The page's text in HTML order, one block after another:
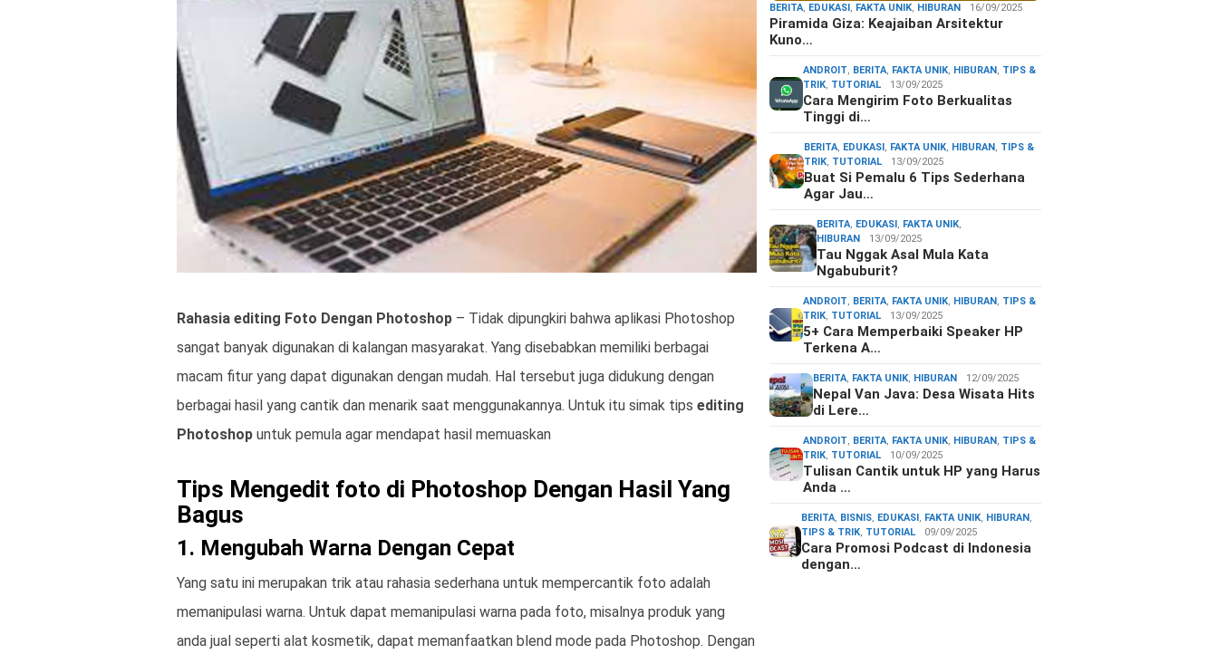
Rahasia editing Foto Dengan Photoshop – Tidak dipungkiri bahwa aplikasi Photoshop
sangat banyak digunakan di kalangan masyarakat. Yang disebabkan memiliki berbagai
macam fitur yang dapat digunakan dengan mudah. Hal tersebut juga didukung dengan
berbagai hasil yang cantik dan menarik saat menggunakannya. Untuk itu simak tips editing
Photoshop untuk pemula agar mendapat hasil memuaskan
Tips Mengedit foto di Photoshop Dengan Hasil Yang
Bagus
1. Mengubah Warna Dengan Cepat
Yang satu ini merupakan trik atau rahasia sederhana untuk mempercantik foto adalah
memanipulasi warna. Untuk dapat memanipulasi warna pada foto, misalnya produk yang
anda jual seperti alat kosmetik, dapat memanfaatkan blend mode pada Photoshop. Dengan
BERITA, EDUKASI, FAKTA UNIK, HIBURAN 16/09/2025
Piramida Giza: Keajaiban Arsitektur
Kuno…
ANDROIT, BERITA, FAKTA UNIK, HIBURAN, TIPS &
TRIK, TUTORIAL 13/09/2025
Cara Mengirim Foto Berkualitas
Tinggi di…
BERITA, EDUKASI, FAKTA UNIK, HIBURAN, TIPS &
TRIK, TUTORIAL 13/09/2025
Buat Si Pemalu 6 Tips Sederhana
Agar Jau…
BERITA, EDUKASI, FAKTA UNIK,
HIBURAN
13/09/2025
Tau Nggak Asal Mula Kata
Ngabuburit?
ANDROIT, BERITA, FAKTA UNIK, HIBURAN, TIPS &
TRIK, TUTORIAL 13/09/2025
5+ Cara Memperbaiki Speaker HP
Terkena A…
BERITA, FAKTA UNIK, HIBURAN 12/09/2025
Nepal Van Java: Desa Wisata Hits
di Lere…
ANDROIT, BERITA, FAKTA UNIK, HIBURAN, TIPS &
TRIK, TUTORIAL 10/09/2025
Tulisan Cantik untuk HP yang Harus
Anda …
BERITA, BISNIS, EDUKASI, FAKTA UNIK, HIBURAN,
TIPS & TRIK, TUTORIAL 09/09/2025
Cara Promosi Podcast di Indonesia
dengan…